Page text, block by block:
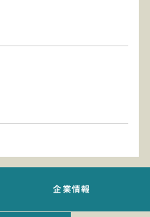
企業情報